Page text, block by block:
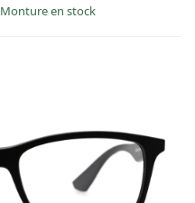
Monture en stock